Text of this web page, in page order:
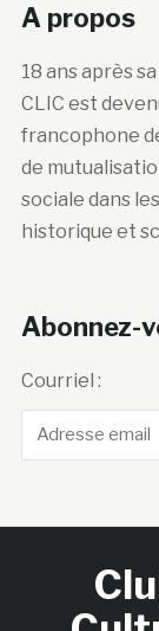
A propos
18 ans après
CLIC est
francophone
de
sociale dans
historique et
Abonnez-
Courriel :